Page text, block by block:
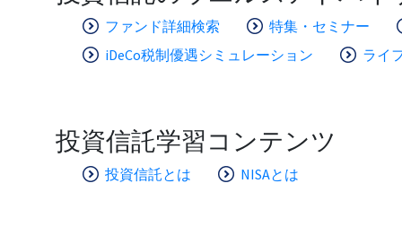
ファンド詳細検索
特集・セミナー
iDeCo税制優遇シミュレーション
ライ
投資信託学習コンテンツ
投資信託とは NISAとは